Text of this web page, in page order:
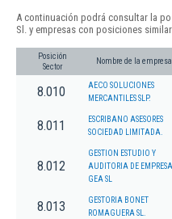
A continuación podrá consultar la
Sl. y empresas con posiciones
Posición
Sector
Nombre de la empresa
8.010
AECO SOLUCIONES
MERCANTILES SLP.
8.011
ESCRIBANO ASESORES
SOCIEDAD LIMITADA.
8.012
GESTION ESTUDIO Y
AUDITORIA DE
GEA SL
8.013
GESTORIA BONET
ROMAGUERA SL.